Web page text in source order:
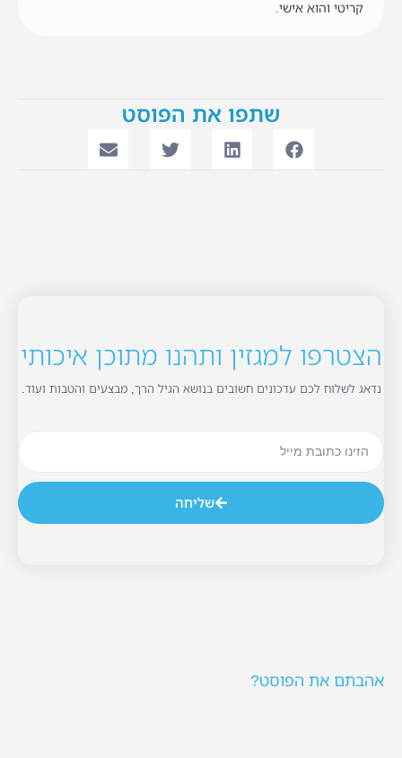
קריטי והוא אישי.
שתפו את הפוסט
הצטרפו למגזין ותהנו מתוכן איכותי
נדאג לשלוח לכם עדכונים חשובים בנושא הגיל הרך, מבצעים והטבות ועוד.
שליחה
אהבתם את הפוסט?